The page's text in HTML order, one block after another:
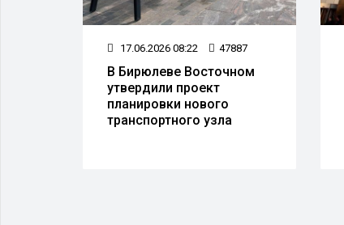
17.06.2026 08:22 47887
В Бирюлеве Восточном
утвердили проект
планировки нового
транспортного узла